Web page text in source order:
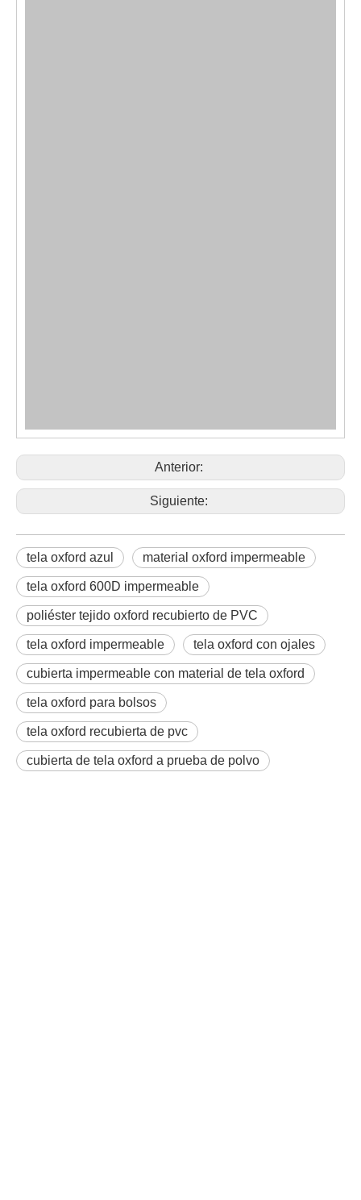
Anterior:
Siguiente:
tela oxford azul material oxford impermeable
tela oxford 600D impermeable
poliéster tejido oxford recubierto de PVC
tela oxford impermeable tela oxford con ojales
cubierta impermeable con material de tela oxford
tela oxford para bolsos
tela oxford recubierta de pvc
cubierta de tela oxford a prueba de polvo